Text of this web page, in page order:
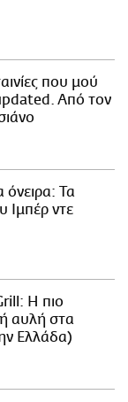
που μού
Aπό τον
Τα
Ιμπέρ ντε
Η πιο
αυλή στα
Ελλάδα)